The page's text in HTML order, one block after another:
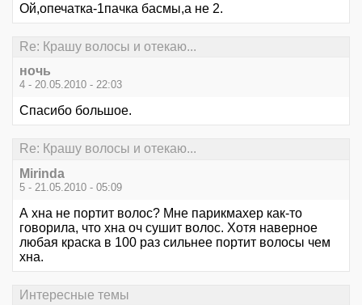
Ой,опечатка-1пачка басмы,а не 2.
Re: Крашу волосы и отекаю...
ночь
4 - 20.05.2010 - 22:03
Спасибо большое.
Re: Крашу волосы и отекаю...
Mirinda
5 - 21.05.2010 - 05:09
А хна не портит волос? Мне парикмахер как-то
говорила, что хна оч сушит волос. Хотя наверное
любая краска в 100 раз сильнее портит волосы чем
хна.
Интересные темы